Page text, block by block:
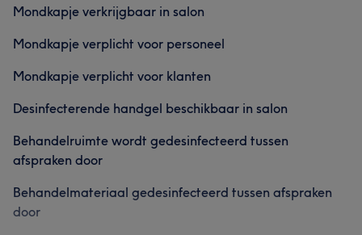
Mondkapje verkrijgbaar in salon
Mondkapje verplicht voor personeel
Mondkapje verplicht voor klanten
Desinfecterende handgel beschikbaar in salon
Behandelruimte wordt gedesinfecteerd tussen
afspraken door
Behandelmateriaal gedesinfecteerd tussen afspraken
door